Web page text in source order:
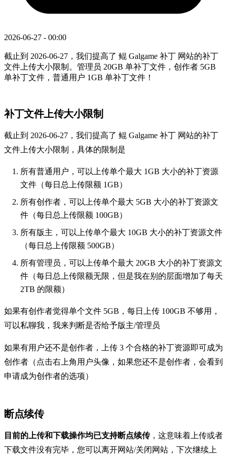
2026-06-27 - 00:00
截止到 2026-06-27，我们提高了 鲲 Galgame 补丁 网站的补丁
文件上传大小限制。管理员 20GB 单补丁文件，创作者 5GB
单补丁文件，普通用户 1GB 单补丁文件！
补丁文件上传大小限制
截止到 2026-06-27，我们提高了 鲲 Galgame 补丁 网站的补丁
文件上传大小限制，具体的限制是
所有普通用户，可以上传单个最大 1GB 大小的补丁资源
文件（每日总上传限额 1GB）
所有创作者，可以上传单个最大 5GB 大小的补丁资源文
件（每日总上传限额 100GB）
所有版主，可以上传单个最大 10GB 大小的补丁资源文件
（每日总上传限额 500GB）
所有管理员，可以上传单个最大 20GB 大小的补丁资源文
件（每日总上传限额无限，但是我在别的层面增加了每天
2TB 的限额）
如果有创作者觉得单个文件 5GB，每日上传 100GB 不够用，
可以私聊我，我来判断是否给予版主/管理员
如果有用户还不是创作者，上传 3 个合格的补丁资源即可成为
创作者（点击右上角用户头像，如果您还不是创作者，会看到
申请成为创作者的选项）
断点续传
目前的上传和下载操作均已支持断点续传，这意味着上传或者
下载文件没有完毕，您可以离开网站/关闭网站，下次继续上